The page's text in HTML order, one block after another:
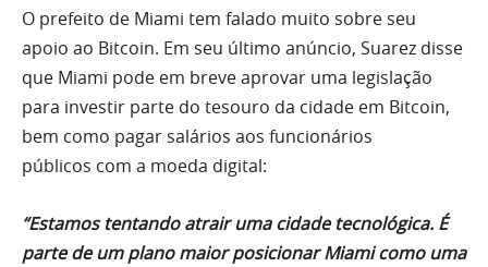
O prefeito de Miami tem falado muito sobre seu
apoio ao Bitcoin. Em seu último anúncio, Suarez disse
que Miami pode em breve aprovar uma legislação
para investir parte do tesouro da cidade em Bitcoin,
bem como pagar salários aos funcionários
públicos com a moeda digital:
“Estamos tentando atrair uma cidade tecnológica. É
parte de um plano maior posicionar Miami como uma